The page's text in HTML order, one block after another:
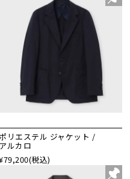
ポリエステル ジャケット /
アルカロ
(税込)